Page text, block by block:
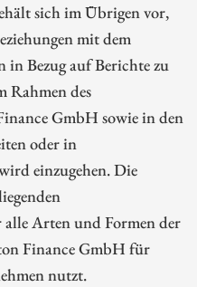
sich im Übrigen vor,
mit dem
Bezug auf Berichte zu
Rahmen des
GmbH sowie in den
oder in
einzugehen. Die
Arten und Formen der
Finance GmbH für
nutzt.